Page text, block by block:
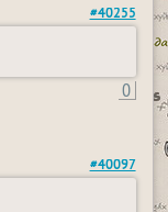
#40255
0
#40097